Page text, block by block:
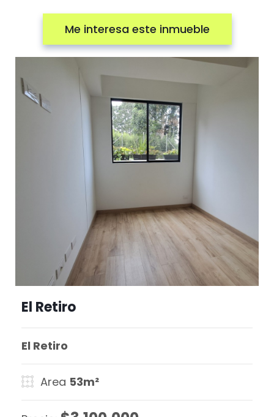
Me interesa este inmueble
El Retiro
El Retiro
Area 53m²